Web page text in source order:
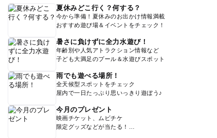
夏休みどこ行く？何する？
今から準備！夏休みのお出かけ情報満載
おすすめ遊び場＆イベントをチェック！
暑さに負けずに全力水遊び！
年齢別や人気アトラクション情報など
子ども大満足のプール＆水遊びスポット
雨でも遊べる場所！
全天候型スポットをチェック
屋内で一日たっぷり思いっきり遊ぼう♪
今月のプレゼント
映画チケット、ムビチケ
限定グッズなどが当たる！